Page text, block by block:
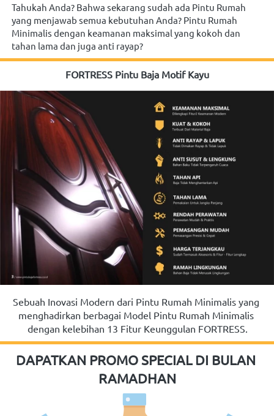
Tahukah Anda? Bahwa sekarang sudah ada Pintu Rumah
yang menjawab semua kebutuhan Anda? Pintu Rumah
Minimalis dengan keamanan maksimal yang kokoh dan
tahan lama dan juga anti rayap?
FORTRESS Pintu Baja Motif Kayu
Sebuah Inovasi Modern dari Pintu Rumah Minimalis yang
menghadirkan berbagai Model Pintu Rumah Minimalis
dengan kelebihan 13 Fitur Keunggulan FORTRESS.
DAPATKAN PROMO SPECIAL DI BULAN
RAMADHAN